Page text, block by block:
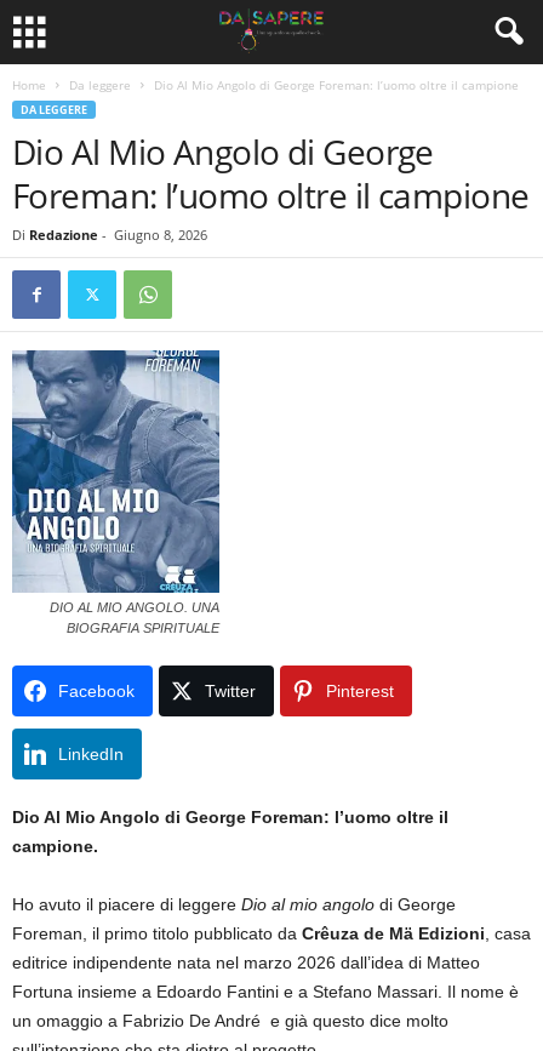
Home Da leggere Dio Al Mio Angolo di George Foreman: l’uomo oltre il campione
DA LEGGERE
Dio Al Mio Angolo di George
Foreman: l’uomo oltre il campione
Di Redazione - Giugno 8, 2026
DIO AL MIO ANGOLO. UNA
BIOGRAFIA SPIRITUALE
Facebook Twitter Pinterest
LinkedIn
Dio Al Mio Angolo di George Foreman: l’uomo oltre il
campione.
Ho avuto il piacere di leggere Dio al mio angolo di George
Foreman, il primo titolo pubblicato da Crêuza de Mä Edizioni , casa
editrice indipendente nata nel marzo 2026 dall’idea di Matteo
Fortuna insieme a Edoardo Fantini e a Stefano Massari. Il nome è
un omaggio a Fabrizio De André e già questo dice molto